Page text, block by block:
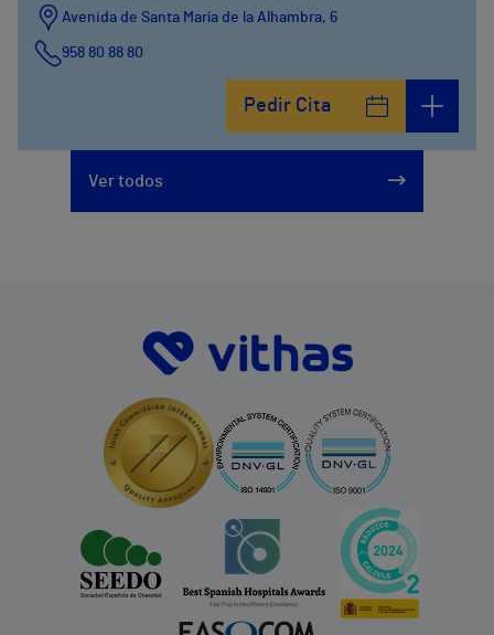
Avenida de Santa María de la Alhambra, 6
958 80 88 80
Pedir Cita
Ver todos